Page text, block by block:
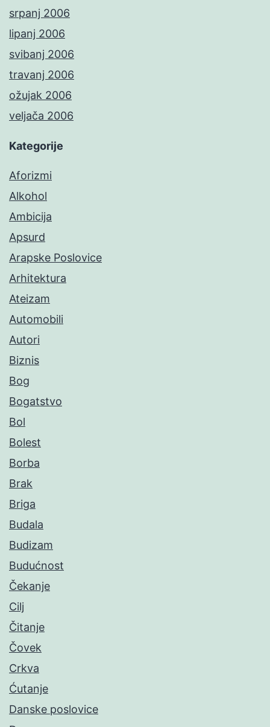
srpanj 2006
lipanj 2006
svibanj 2006
travanj 2006
ožujak 2006
veljača 2006
Kategorije
Aforizmi
Alkohol
Ambicija
Apsurd
Arapske Poslovice
Arhitektura
Ateizam
Automobili
Autori
Biznis
Bog
Bogatstvo
Bol
Bolest
Borba
Brak
Briga
Budala
Budizam
Budućnost
Čekanje
Cilj
Čitanje
Čovek
Crkva
Ćutanje
Danske poslovice